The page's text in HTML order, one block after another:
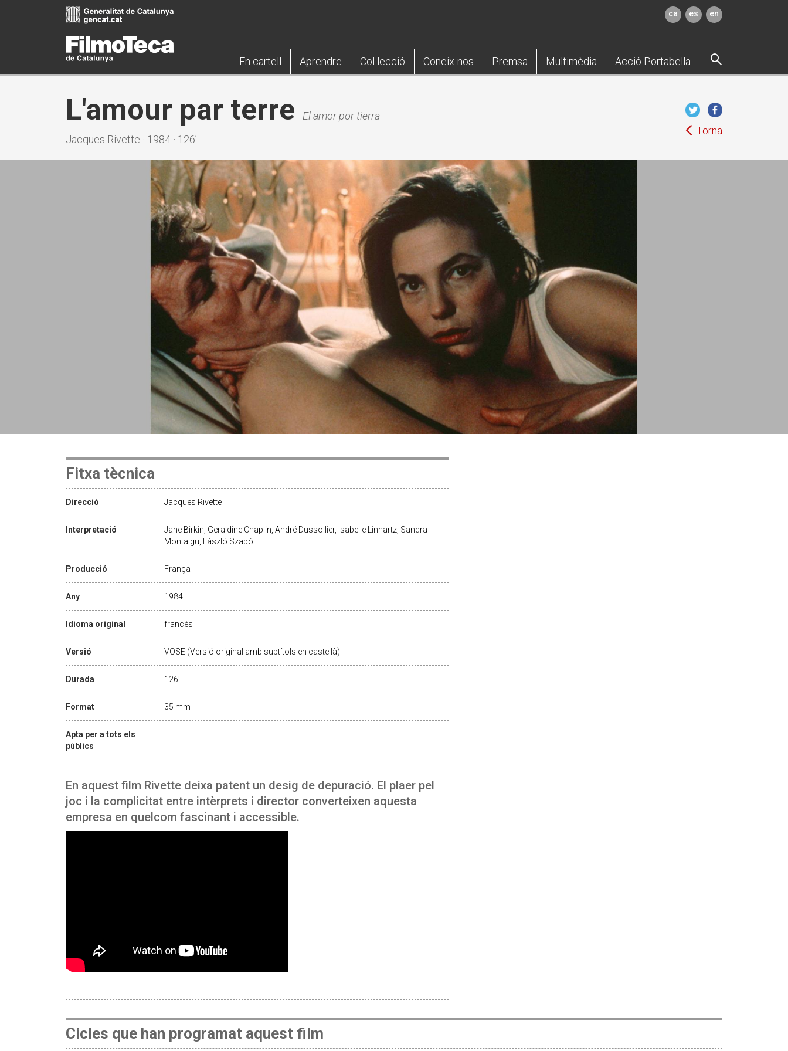
ca es en
En cartell Aprendre Col·lecció Coneix-nos Premsa Multimèdia Acció Portabella
L'amour par terre
El amor por tierra
Jacques Rivette · 1984 · 126’
Torna
Fitxa tècnica
Direcció Jacques Rivette
Interpretació
Jane Birkin, Geraldine Chaplin, André Dussollier, Isabelle Linnartz, Sandra
Montaigu, László Szabó
Producció França
Any 1984
Idioma original francès
Versió VOSE (Versió original amb subtítols en castellà)
Durada 126’
Format 35 mm
Apta per a tots els
públics
En aquest film Rivette deixa patent un desig de depuració. El plaer pel
joc i la complicitat entre intèrprets i director converteixen aquesta
empresa en quelcom fascinant i accessible.
Cicles que han programat aquest film